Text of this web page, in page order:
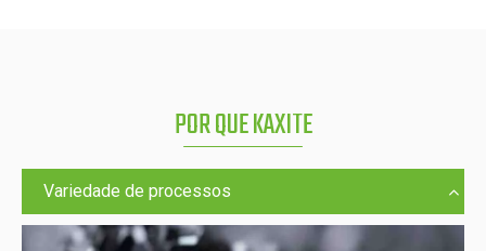
POR QUE KAXITE
Variedade de processos